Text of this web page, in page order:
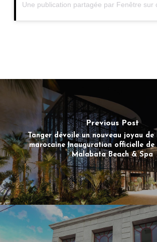
Previous Post
Tanger dévoile un nouveau joyau de
marocaine Inauguration officielle de
Malabata Beach & Spa